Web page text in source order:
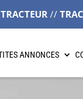
//
ANNONCES